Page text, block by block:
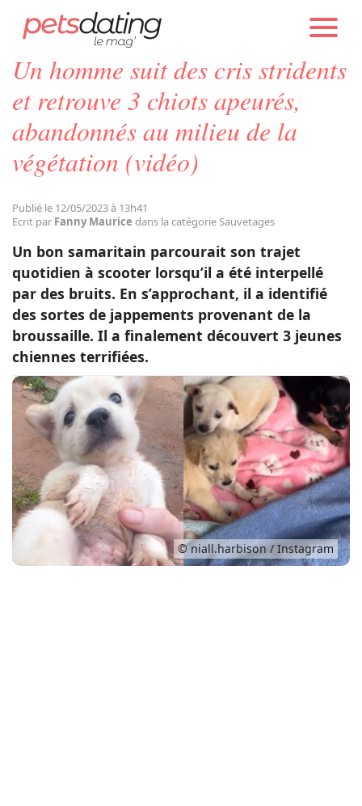
Chien
Chat
Tops
Sauvetages
Conso
PETS DATING ACTUALITÉS SAUVETAGES
Un homme suit des cris stridents
et retrouve 3 chiots apeurés,
abandonnés au milieu de la
végétation (vidéo)
Publié le 12/05/2023 à 13h41
Ecrit par Fanny Maurice dans la catégorie Sauvetages
Un bon samaritain parcourait son trajet
quotidien à scooter lorsqu’il a été interpellé
par des bruits. En s’approchant, il a identifié
des sortes de jappements provenant de la
broussaille. Il a finalement découvert 3 jeunes
chiennes terrifiées.
© niall.harbison / Instagram